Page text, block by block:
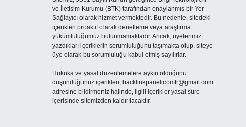
ve İletişim Kurumu (BTK) tarafından onaylanmış bir Yer
Sağlayıcı olarak hizmet vermektedir. Bu nedenle, sitedeki
içerikleri proaktif olarak denetleme veya araştırma
yükümlülüğümüz bulunmamaktadır. Ancak, üyelerimiz
yazdıkları içeriklerin sorumluluğunu taşımakta olup, siteye
üye olarak bu sorumluluğu kabul etmiş sayılırlar.
Hukuka ve yasal düzenlemelere aykırı olduğunu
düşündüğünüz içerikleri, backlinkpanelicomtr@gmail.com
adresine bildirmeniz halinde, ilgili içerikler yasal süre
içerisinde sitemizden kaldırılacaktır.